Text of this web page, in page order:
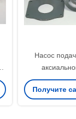
Насос
разделяет
А4ВГ28
Получите